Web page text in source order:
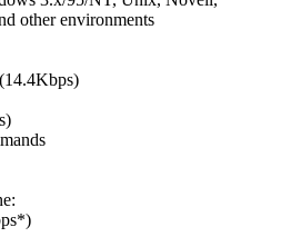
other environments